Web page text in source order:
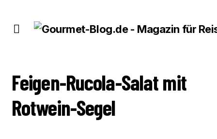
Feigen-Rucola-Salat mit
Rotwein-Segel